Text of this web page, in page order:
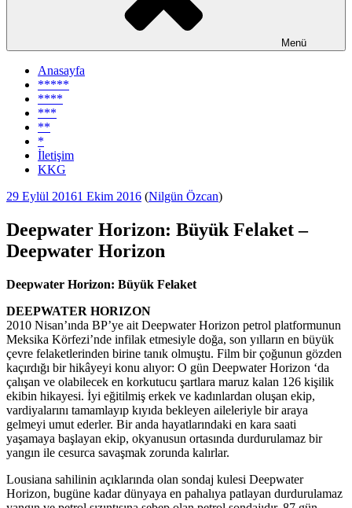
Menü
Anasayfa
*****
****
***
**
*
İletişim
KKG
Yayım
29 Eylül 20161 Ekim 2016 (Nilgün Özcan)
Deepwater Horizon: Büyük Felaket –
Deepwater Horizon
Deepwater Horizon: Büyük Felaket
DEEPWATER HORIZON
2010 Nisan’ında BP’ye ait Deepwater Horizon petrol platformunun
Meksika Körfezi’nde infilak etmesiyle doğa, son yılların en büyük
çevre felaketlerinden birine tanık olmuştu. Film bir çoğunun gözden
kaçırdığı bir hikâyeyi konu alıyor: O gün Deepwater Horizon ‘da
çalışan ve olabilecek en korkutucu şartlara maruz kalan 126 kişilik
ekibin hikayesi. İyi eğitilmiş erkek ve kadınlardan oluşan ekip,
vardiyalarını tamamlayıp kıyıda bekleyen aileleriyle bir araya
gelmeyi umut ederler. Bir anda hayatlarındaki en kara saati
yaşamaya başlayan ekip, okyanusun ortasında durdurulamaz bir
yangın ile cesurca savaşmak zorunda kalırlar.
Lousiana sahilinin açıklarında olan sondaj kulesi Deepwater
Horizon, bugüne kadar dünyaya en pahalıya patlayan durdurulamaz